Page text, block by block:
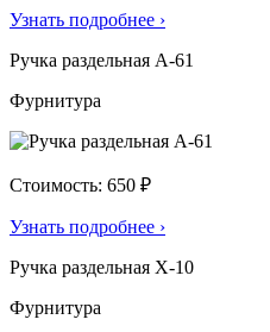
Узнать подробнее ›
Ручка раздельная А-61
Фурнитура
Стоимость: 650 ₽
Узнать подробнее ›
Ручка раздельная X-10
Фурнитура